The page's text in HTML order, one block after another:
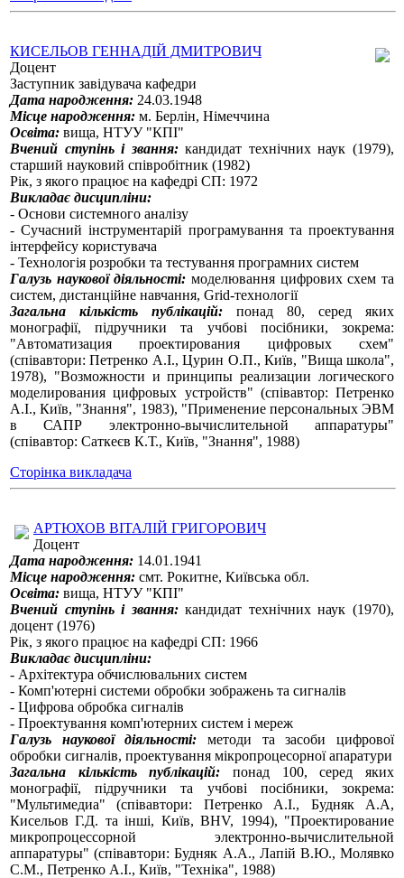
КИСЕЛЬОВ ГЕННАДІЙ ДМИТРОВИЧ
Доцент
Заступник завідувача кафедри
Дата народження: 24.03.1948
Місце народження: м. Берлін, Німеччина
Освіта: вища, НТУУ "КПІ"
Вчений ступінь і звання:кандидат технічних наук (1979),
старший науковий співробітник (1982)
Рік, з якого працює на кафедрі СП: 1972
Викладає дисципліни:
- Основи системного аналізу
- Сучасний інструментарій програмування та проектування
інтерфейсу користувача
- Технологія розробки та тестування програмних систем
Галузь наукової діяльності: моделювання цифрових схем та
систем, дистанційне навчання, Grid-технології
Загальна кількість публікацій: понад 80, серед яких
монографії, підручники та учбові посібники, зокрема:
"Автоматизация проектирования цифровых схем"
(співавтори: Петренко А.І., Цурин О.П., Київ, "Вища школа",
1978), "Возможности и принципы реализации логического
моделирования цифровых устройств" (співавтор: Петренко
А.І., Київ, "Знання", 1983), "Применение персональных ЭВМ
в САПР электронно-вычислительной аппаратуры"
(співавтор: Саткеєв К.Т., Київ, "Знання", 1988)
Сторінка викладача
АРТЮХОВ ВІТАЛІЙ ГРИГОРОВИЧ
Доцент
Дата народження: 14.01.1941
Місце народження: смт. Рокитне, Київська обл.
Освіта: вища, НТУУ "КПІ"
Вчений ступінь і звання:кандидат технічних наук (1970),
доцент (1976)
Рік, з якого працює на кафедрі СП: 1966
Викладає дисципліни:
- Архітектура обчислювальних систем
- Комп'ютерні системи обробки зображень та сигналів
- Цифрова обробка сигналів
- Проектування комп'ютерних систем і мереж
Галузь наукової діяльності: методи та засоби цифрової
обробки сигналів, проектування мікропроцесорної апаратури
Загальна кількість публікацій: понад 100, серед яких
монографії, підручники та учбові посібники, зокрема:
"Мультимедиа" (співавтори: Петренко А.І., Будняк А.А,
Кисельов Г.Д. та інші, Київ, BHV, 1994), "Проектирование
микропроцессорной электронно-вычислительной
аппаратуры" (співавтори: Будняк А.А., Лапій В.Ю., Молявко
С.М., Петренко A.І., Київ, "Техніка", 1988)